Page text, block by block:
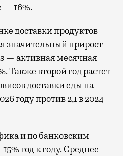
— 16%.
доставки продуктов
значительный прирост
— активная месячная
Также второй год растет
доставки еды на
году против 2,1 в 2024-
и по банковским
год к году. Среднее